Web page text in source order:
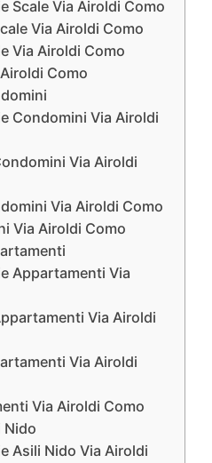
Scale Via Airoldi Como
Via Airoldi Como
Via Airoldi Como
Como
Condomini Via Airoldi
Via Airoldi
Via Airoldi Como
Via Airoldi Como
Appartamenti Via
Via Airoldi
Via Airoldi
Via Airoldi Como
Nido
Asili Nido Via Airoldi